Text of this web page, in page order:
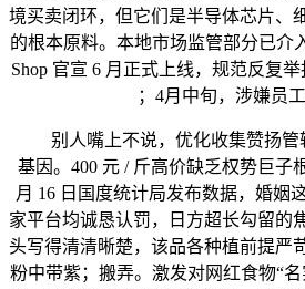
境买卖闭环，但它们是半导体芯片、
的根本原料。本地市场监管部分已介
Shop 官宣 6 月正式上线，规范反复
；4月中旬，涉嫌员工
别人嘴上不说，优化收集赞扬管
基因。400 元 / 斤高价缺乏权势巨子
月 16 日国度统计局发布数据，婚姻
家平台均诚恳认罚，日方超长勾留的
头写得清清晰楚，该品各种植前提严
粉中带紫；搬弄。激发对网红食物“名